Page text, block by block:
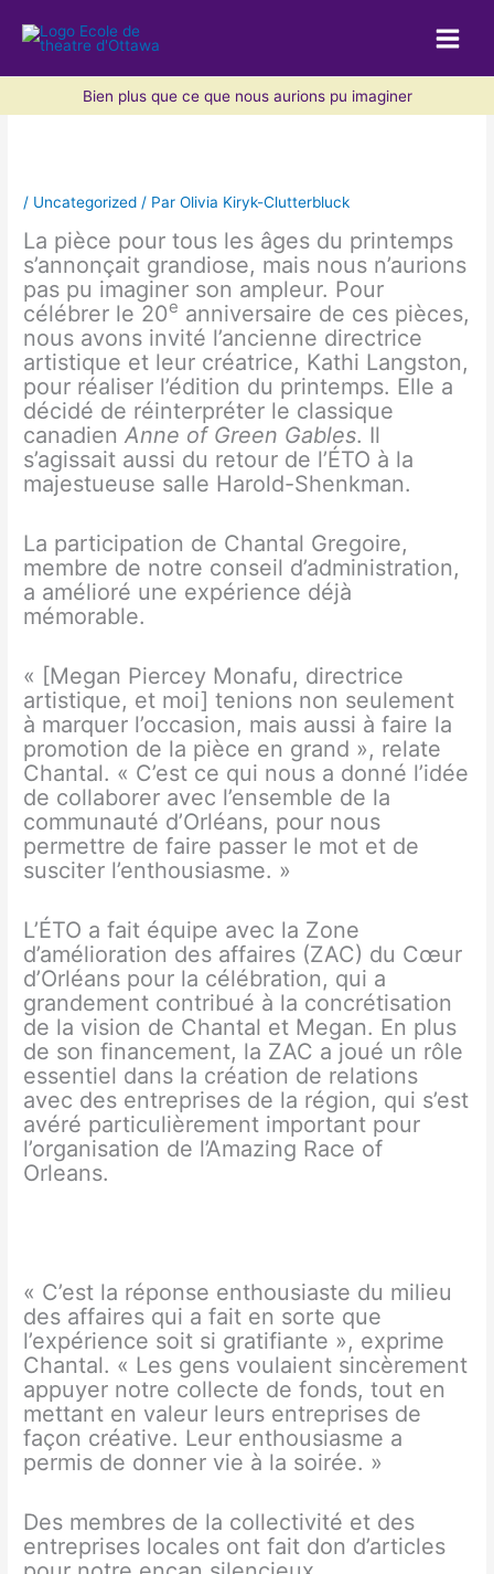
Bien plus que ce que nous aurions pu imaginer
/ Uncategorized / ParOlivia Kiryk-Clutterbluck
La pièce pour tous les âges du printemps
s’annonçait grandiose, mais nous n’aurions
pas pu imaginer son ampleur. Pour
célébrer le 20e anniversaire de ces pièces,
nous avons invité l’ancienne directrice
artistique et leur créatrice, Kathi Langston,
pour réaliser l’édition du printemps. Elle a
décidé de réinterpréter le classique
canadienAnne of Green Gables. Il
s’agissait aussi du retour de l’ÉTO à la
majestueuse salle Harold-Shenkman.
La participation de Chantal Gregoire,
membre de notre conseil d’administration,
a amélioré une expérience déjà
mémorable.
« [Megan Piercey Monafu, directrice
artistique, et moi] tenions non seulement
à marquer l’occasion, mais aussi à faire la
promotion de la pièce en grand », relate
Chantal. « C’est ce qui nous a donné l’idée
de collaborer avec l’ensemble de la
communauté d’Orléans, pour nous
permettre de faire passer le mot et de
susciter l’enthousiasme. »
L’ÉTO a fait équipe avec la Zone
d’amélioration des affaires (ZAC) du Cœur
d’Orléans pour la célébration, qui a
grandement contribué à la concrétisation
de la vision de Chantal et Megan. En plus
de son financement, la ZAC a joué un rôle
essentiel dans la création de relations
avec des entreprises de la région, qui s’est
avéré particulièrement important pour
l’organisation de l’Amazing Race of
Orleans.
« C’est la réponse enthousiaste du milieu
des affaires qui a fait en sorte que
l’expérience soit si gratifiante », exprime
Chantal. « Les gens voulaient sincèrement
appuyer notre collecte de fonds, tout en
mettant en valeur leurs entreprises de
façon créative. Leur enthousiasme a
permis de donner vie à la soirée. »
Des membres de la collectivité et des
entreprises locales ont fait don d’articles